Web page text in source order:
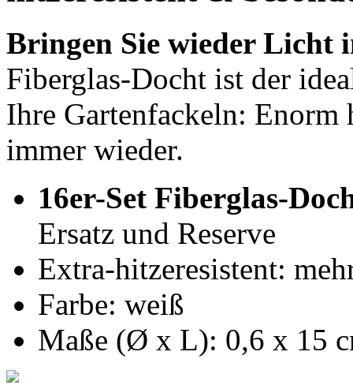
Bringen Sie wieder Licht
Fiberglas-Docht ist der
Ihre Gartenfackeln: Enorm
immer wieder.
16er-Set Fiberglas-
Ersatz und Reserve
Extra-hitzeresistent:
Farbe: weiß
Maße (Ø x L): 0,6 x 15